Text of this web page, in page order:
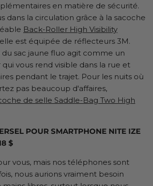
en matière de sécurité.
dans la circulation grâce à la sacoche
Back-Roller High Visibility
elle est équipée de réflecteurs 3M.
sac jaune fluo agit comme un
vous rend visible dans la rue et
pendant le trajet. Pour les nuits où
pas beaucoup d'affaires,
de selle Saddle-Bag Two High
POUR SMARTPHONE NITE IZE
$
vous, mais nos téléphones sont
nous aurions vraiment besoin